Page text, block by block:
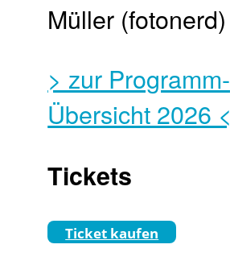
Müller (fotonerd)
> zur Programm-
Übersicht 2026 <
Tickets
Ticket kaufen